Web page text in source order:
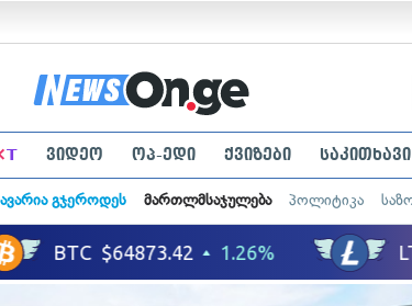
T ვიდეო ოპ-ედი ქვიზები საკითხავი
გჯეროდეს მართლმსაჯულება პოლიტიკა